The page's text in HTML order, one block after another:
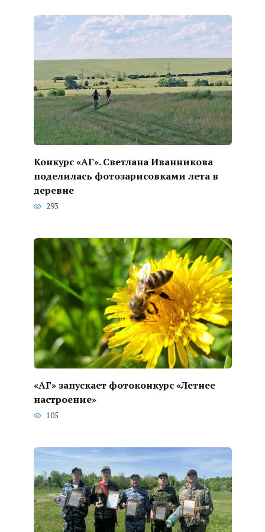
Конкурс «АГ». Светлана Иванникова
поделилась фотозарисовками лета в
деревне
293
«АГ» запускает фотоконкурс «Летнее
настроение»
105